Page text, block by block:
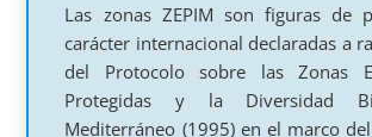
Las zonas ZEPIM son figuras de
carácter internacional declaradas a
del Protocolo sobre las Zonas
Protegidas y la Diversidad
Mediterráneo (1995) en el marco